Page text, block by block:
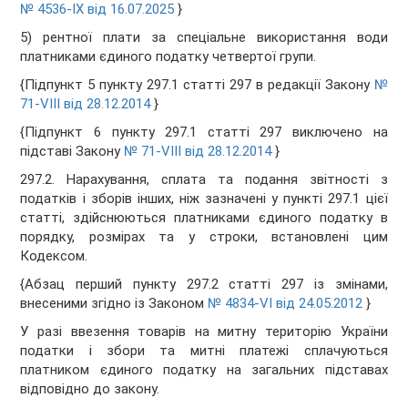
№ 4536-IX від 16.07.2025 }
5) рентної плати за спеціальне використання води
платниками єдиного податку четвертої групи.
{Підпункт 5 пункту 297.1 статті 297 в редакції Закону №
71-VIII від 28.12.2014}
{Підпункт 6 пункту 297.1 статті 297 виключено на
підставі Закону № 71-VIII від 28.12.2014}
297.2. Нарахування, сплата та подання звітності з
податків і зборів інших, ніж зазначені у пункті 297.1 цієї
статті, здійснюються платниками єдиного податку в
порядку, розмірах та у строки, встановлені цим
Кодексом.
{Абзац перший пункту 297.2 статті 297 із змінами,
внесеними згідно із Законом № 4834-VI від 24.05.2012 }
У разі ввезення товарів на митну територію України
податки і збори та митні платежі сплачуються
платником єдиного податку на загальних підставах
відповідно до закону.